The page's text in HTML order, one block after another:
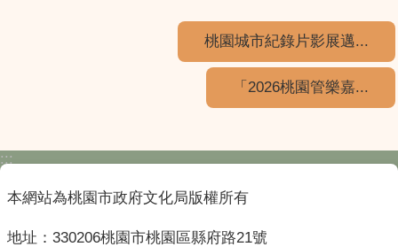
桃園城市紀錄片影展邁...
「2026桃園管樂嘉...
:::
本網站為桃園市政府文化局版權所有
地址：330206桃園市桃園區縣府路21號